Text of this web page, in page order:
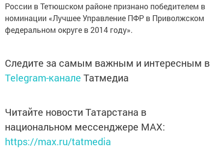
России в Тетюшском районе признано победителем в
номинации «Лучшее Управление ПФР в Приволжском
федеральном округе в 2014 году».
Следите за самым важным и интересным в
Telegram-канале Татмедиа
Читайте новости Татарстана в
национальном мессенджере MАХ:
https://max.ru/tatmedia